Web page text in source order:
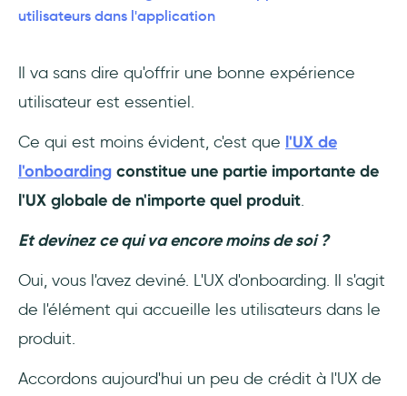
7 conseils pour bien concevoir son tutoriel in-
1- Faites en sorte que votre tutoriel in-app
soit court
2- Personnalisez votre tutoriel in-app
3- Poussez les utilisateurs à l’action
4- Rendez l'exercice ludique
5- Suivez les statistiques de performance
6- Améliorez la récolte de feedbacks
ça
utilisateurs dans l'application
Il va sans dire qu'offrir une bonne expérience
utilisateur est essentiel.
Ce qui est moins évident, c'est que l'UX de
l'onboarding constitue une partie importante de
l'UX globale de n'importe quel produit.
Et devinez ce qui va encore moins de soi ?
Oui, vous l'avez deviné. L'UX d'onboarding. Il s'agit
de l'élément qui accueille les utilisateurs dans le
produit.
Accordons aujourd'hui un peu de crédit à l'UX de